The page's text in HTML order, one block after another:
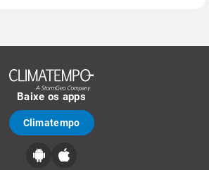
Baixe os apps
Climatempo